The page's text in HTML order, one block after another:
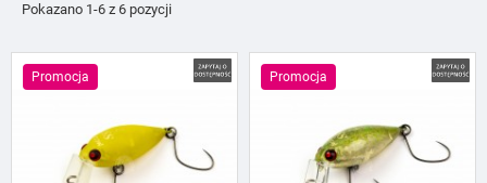
Pokazano 1-6 z 6 pozycji
Promocja Promocja